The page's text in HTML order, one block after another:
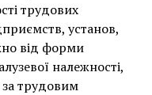
трудових
установ,
від форми
належності,
за трудовим